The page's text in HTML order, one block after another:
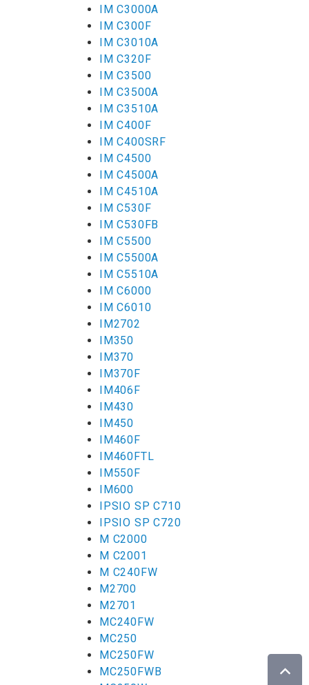
IM C3000A
IM C300F
IM C3010A
IM C320F
IM C3500
IM C3500A
IM C3510A
IM C400F
IM C400SRF
IM C4500
IM C4500A
IM C4510A
IM C530F
IM C530FB
IM C5500
IM C5500A
IM C5510A
IM C6000
IM C6010
IM2702
IM350
IM370
IM370F
IM406F
IM430
IM450
IM460F
IM460FTL
IM550F
IM600
IPSIO SP C710
IPSIO SP C720
M C2000
M C2001
M C240FW
M2700
M2701
MC240FW
MC250
MC250FW
MC250FWB